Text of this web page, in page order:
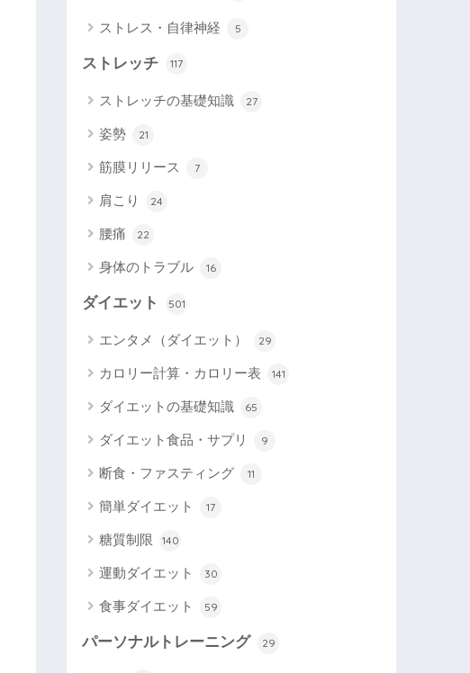
ストレス・自律神経 5
ストレッチ 117
ストレッチの基礎知識 27
姿勢 21
筋膜リリース 7
肩こり 24
腰痛 22
身体のトラブル 16
ダイエット 501
エンタメ（ダイエット） 29
カロリー計算・カロリー表 141
ダイエットの基礎知識 65
ダイエット食品・サプリ 9
断食・ファスティング 11
簡単ダイエット 17
糖質制限 140
運動ダイエット 30
食事ダイエット 59
パーソナルトレーニング 29